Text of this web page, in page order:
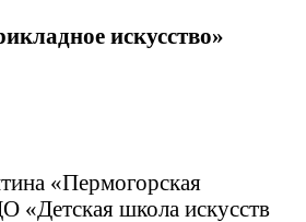
искусство»
«Пермогорская
школа искусств